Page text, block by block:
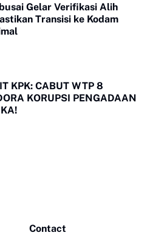
Gelar Verifikasi Alih
Transisi ke Kodam
KPK: CABUT WTP 8
KORUPSI PENGADAAN
Contact